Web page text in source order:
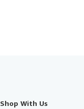
Shop With Us